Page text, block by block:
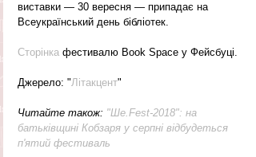
виставки — 30 вересня — припадає на
Всеукраїнський день бібліотек.
Сторінка фестивалю Book Space у Фейсбуці.
Джерело: "Літакцент"
Читайте також: "Ше.Fest-2018": на
батьківщині Кобзаря у серпні відбудеться
п'ятий фестиваль